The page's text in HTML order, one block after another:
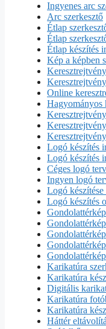
Ingyenes arc
Arc szerkesztő
Étlap
Étlap
Étlap készítés
Kép a képben
Online
Hagyományos
Logó készítés
Logó készítés
Céges logó
Ingyen logó
Logó készítése
Logó készítés
Karikatúra
Karikatúra
Digitális
Karikatúra
Karikatúra
Háttér